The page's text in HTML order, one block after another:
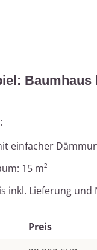
Baumhaus
einfacher
15 m²
inkl. Lieferung und
Preis